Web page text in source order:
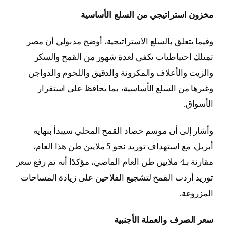
مخزون استراتيجي من السلع الأساسية
وفيما يتعلق بالسلع الاستراتيجية، أوضح مدبولي أن مصر
تمتلك احتياطيات تكفي لعدة شهور من القمح والسكر
والزيت والأعلاف والمكرونة والدقيق واللحوم والدواجن
وغيرها من السلع الأساسية، بما يحافظ على استقرار
الأسواق.
وأشار إلى أن موسم حصاد القمح المحلي سيبدأ بنهاية
أبريل، مع استهداف توريد نحو 5 ملايين طن هذا العام،
مقارنة بـ4 ملايين طن العام الماضي، مؤكدًا أنه تم رفع سعر
توريد أردب القمح لتشجيع الفلاحين على زيادة المساحات
المزروعة.
سعر الصرف والعملة الأجنبية